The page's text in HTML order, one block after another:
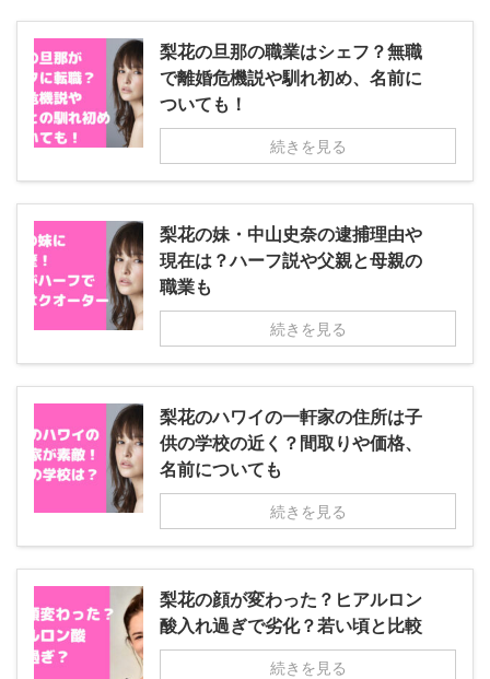
梨花の旦那の職業はシェフ？無職
で離婚危機説や馴れ初め、名前に
ついても！
続きを見る
梨花の妹・中山史奈の逮捕理由や
現在は？ハーフ説や父親と母親の
職業も
続きを見る
梨花のハワイの一軒家の住所は子
供の学校の近く？間取りや価格、
名前についても
続きを見る
梨花の顔が変わった？ヒアルロン
酸入れ過ぎで劣化？若い頃と比較
続きを見る